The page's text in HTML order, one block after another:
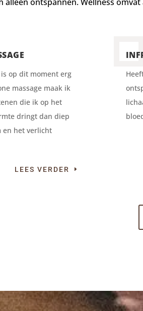
op dit moment erg
massage maak ik
die ik op het
dringt dan diep
en het verlicht
LEES VERDER